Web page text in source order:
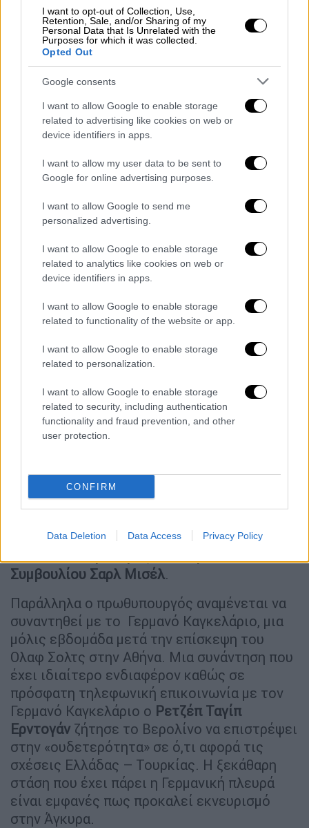
I want to opt-out of Collection, Use,
Retention, Sale, and/or Sharing of my
Personal Data that Is Unrelated with the
Purposes for which it was collected.
Opted Out
Google consents
I want to allow Google to enable storage
related to advertising like cookies on web or
device identifiers in apps.
I want to allow my user data to be sent to
Google for online advertising purposes.
I want to allow Google to send me
personalized advertising.
I want to allow Google to enable storage
related to analytics like cookies on web or
device identifiers in apps.
I want to allow Google to enable storage
related to functionality of the website or app.
I want to allow Google to enable storage
related to personalization.
I want to allow Google to enable storage
related to security, including authentication
functionality and fraud prevention, and other
user protection.
CONFIRM
Data Deletion Data Access Privacy Policy
μακροπρόθεσμες υποχρεώσεις επανέλαβε
χθες το αμερικανό υπουργείο Εξωτερικών.
Την ίδια στιγμή ιδιαίτερο ενδιαφέρον έχουν
τα τεκταινόμενα στη Λίβυη, καθώς στο
εσωτερικό της χώρας υπάρχουν
διαφορετικές απόψεις για μια σειρά
θεμάτων. Για παράδειγμα την κατασκευή
ενός νέου αγωγού φυσικού αερίου που θα
μεταφέρει φυσικό αέριο από την Λιβύη στην
Ελλάδα, εξετάζει η λιβυκή κρατική εταιρεία
πετρελαίου. Την αποκάλυψη έκανε ο
πρόεδρος του διοικητικού συμβουλίου της
εταιρείας πετρελαίου NOC, που τόνισε ότι
εξετάζεται επίσης η κατασκευή και ενός
δεύτερου αγωγού που θα μεταφέρει αέριο
Η ατζέντα Μητσοτάκη στο Βερολίνο:
Το ενεργειακό «κλειδί» και τα τετ α
Στο ρόλο της Ελλάδας ως παράγοντα
σταθερότητας στην ευρύτερη περιοχή θα
εστιάσει σήμερα ο πρωθυπουργός κατά τη
Μάλιστα στο περιθώριο της συνόδου θα
γίνουν μια σειρά ραντεβού, καθώς στο
Πρόεδρος της Κομισιόν Ούρσουλα φον ντερ
Συμβουλίου Σαρλ Μισέλ.
Παράλληλα ο πρωθυπουργός αναμένεται να
συναντηθεί με το Γερμανό Καγκελάριο, μια
μόλις εβδομάδα μετά την επίσκεψη του
Ολαφ Σολτς στην Αθήνα. Μια συνάντηση που
έχει ιδιαίτερο ενδιαφέρον καθώς σε
πρόσφατη τηλεφωνική επικοινωνία με τον
Γερμανό Καγκελάριο ο Ρετζέπ Ταγίπ
Ερντογάν ζήτησε το Βερολίνο να επιστρέψει
στην «ουδετερότητα» σε ό,τι αφορά τις
σχέσεις Ελλάδας – Τουρκίας. Η ξεκάθαρη
στάση που έχει πάρει η Γερμανική πλευρά
είναι εμφανές πως προκαλεί εκνευρισμό
στην Άγκυρα.